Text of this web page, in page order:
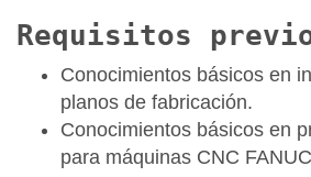
Requisitos
Conocimientos básicos en
planos de fabricación.
Conocimientos básicos en
para máquinas CNC